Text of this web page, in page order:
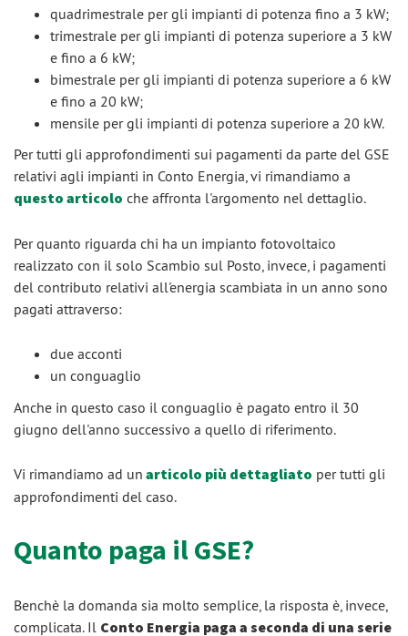
quadrimestrale per gli impianti di potenza fino a 3 kW;
trimestrale per gli impianti di potenza superiore a 3 kW
e fino a 6 kW;
bimestrale per gli impianti di potenza superiore a 6 kW
e fino a 20 kW;
mensile per gli impianti di potenza superiore a 20 kW.
Per tutti gli approfondimenti sui pagamenti da parte del GSE
relativi agli impianti in Conto Energia, vi rimandiamo a
questo articolo che affronta l'argomento nel dettaglio.
Per quanto riguarda chi ha un impianto fotovoltaico
realizzato con il solo Scambio sul Posto, invece, i pagamenti
del contributo relativi all'energia scambiata in un anno sono
pagati attraverso:
due acconti
un conguaglio
Anche in questo caso il conguaglio è pagato entro il 30
giugno dell'anno successivo a quello di riferimento.
Vi rimandiamo ad un articolo più dettagliato per tutti gli
approfondimenti del caso.
Quanto paga il GSE?
Benchè la domanda sia molto semplice, la risposta è, invece,
complicata. Il Conto Energia paga a seconda di una serie